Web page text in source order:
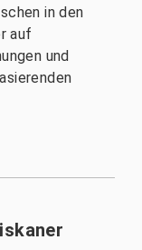
in den
auf
und